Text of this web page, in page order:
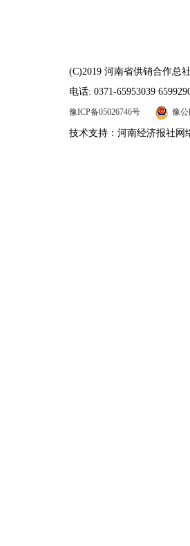
(C)2019 河南省供销合作总
电话: 0371-65953039
豫ICP备05026746号 豫公
技术支持：河南经济报社网